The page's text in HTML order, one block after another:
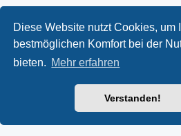
Diese Website nutzt Cookies, um
bestmöglichen Komfort bei der
bieten. Mehr erfahren
Verstanden!